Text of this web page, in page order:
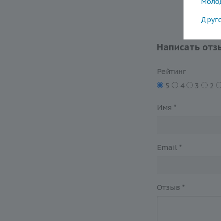
Написать
Рейтинг
5
4 3 2
Имя *
Email *
Отзыв *